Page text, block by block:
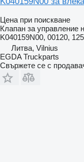
Цена при поискване
Клапан за управление
K040159N00, 00120,
Литва, Vilnius
EGDA Truckparts
Свържете се с